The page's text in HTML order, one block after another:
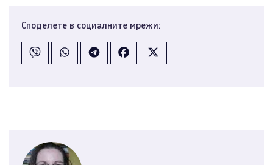
Споделете в социалните мрежи: